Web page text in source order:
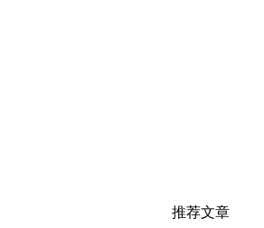
推荐文章